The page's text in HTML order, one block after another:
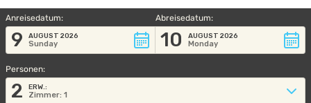
Anreisedatum:
9 AUGUST 2026
Sunday
Abreisedatum:
10 AUGUST 2026
Monday
Personen:
2 ERW.:
Zimmer: 1